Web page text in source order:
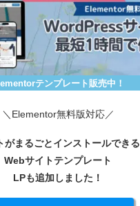
テンプレート販売中！
＼Elementor無料版対応／
がまるごとインストールできる
Webサイトテンプレート
LPも追加しました！